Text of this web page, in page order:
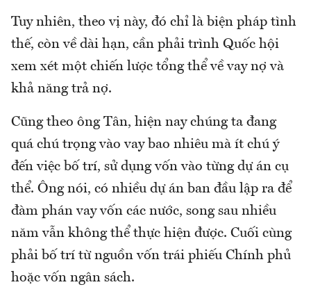
Tuy nhiên, theo vị này, đó chỉ là biện pháp tình
thế, còn về dài hạn, cần phải trình Quốc hội
xem xét một chiến lược tổng thể về vay nợ và
khả năng trả nợ.
Cũng theo ông Tân, hiện nay chúng ta đang
quá chú trọng vào vay bao nhiêu mà ít chú ý
đến việc bố trí, sử dụng vốn vào từng dự án cụ
thể. Ông nói, có nhiều dự án ban đầu lập ra để
đàm phán vay vốn các nước, song sau nhiều
năm vẫn không thể thực hiện được. Cuối cùng
phải bố trí từ nguồn vốn trái phiếu Chính phủ
hoặc vốn ngân sách.